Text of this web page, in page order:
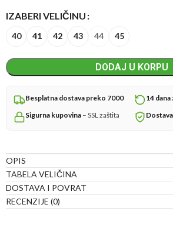
IZABERI VELIČINU
40 41 42 43 44 45
DODAJ U KORPU
Besplatna dostava preko 7000 14
Sigurna kupovina – SSL zaštita
OPIS
TABELA VELIČINA
DOSTAVA I POVRAT
RECENZIJE (0)